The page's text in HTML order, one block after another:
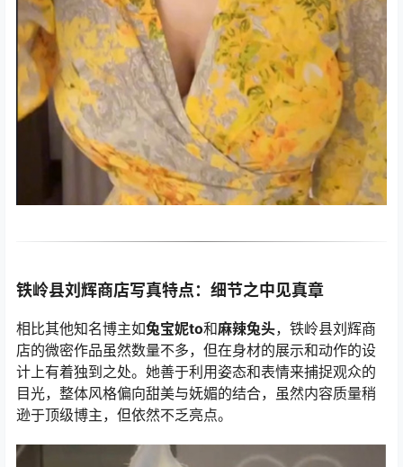
铁岭县刘辉商店写真特点：细节之中见真章
相比其他知名博主如兔宝妮to和麻辣兔头，铁岭县刘辉商
店的微密作品虽然数量不多，但在身材的展示和动作的设
计上有着独到之处。她善于利用姿态和表情来捕捉观众的
目光，整体风格偏向甜美与妩媚的结合，虽然内容质量稍
逊于顶级博主，但依然不乏亮点。